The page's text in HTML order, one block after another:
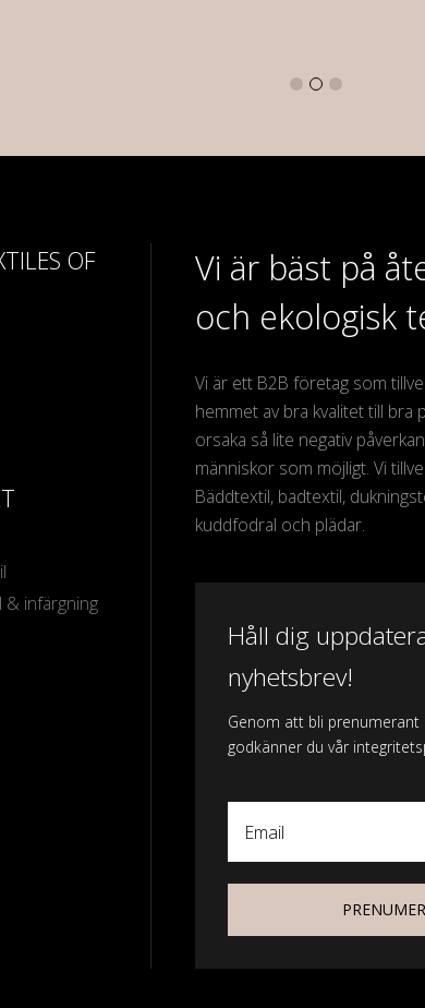
OF
& infärgning
Vi är bäst på
och ekologisk
Vi är ett B2B företag som
hemmet av bra kvalitet till bra
orsaka så lite negativ
människor som möjligt. Vi
Bäddtextil, badtextil,
kuddfodral och plädar.
Håll dig
nyhetsbrev!
Genom att bli prenumerant
godkänner du vår
Email